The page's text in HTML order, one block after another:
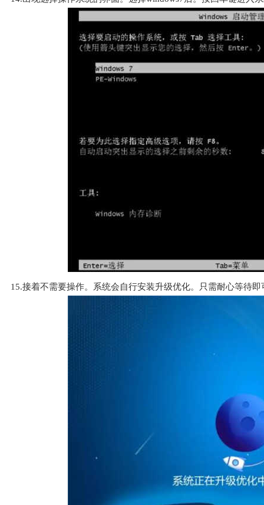
15.接着不需要操作。系统会自行安装升级优化。只需耐心等待即